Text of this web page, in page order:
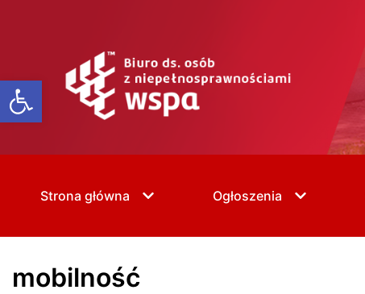
Open toolbar
Strona główna Ogłoszenia
mobilność